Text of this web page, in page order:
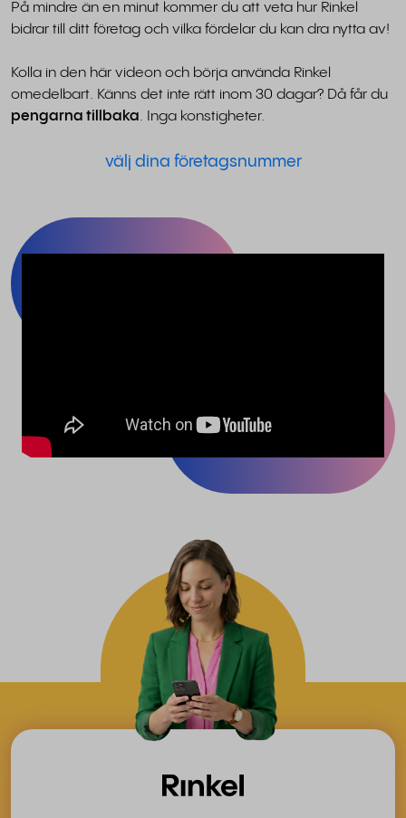
På mindre än en minut kommer du att veta hur Rinkel
bidrar till ditt företag och vilka fördelar du kan dra nytta av!
Kolla in den här videon och börja använda Rinkel
omedelbart. Känns det inte rätt inom 30 dagar? Då får du
pengarna tillbaka. Inga konstigheter.
välj dina företagsnummer